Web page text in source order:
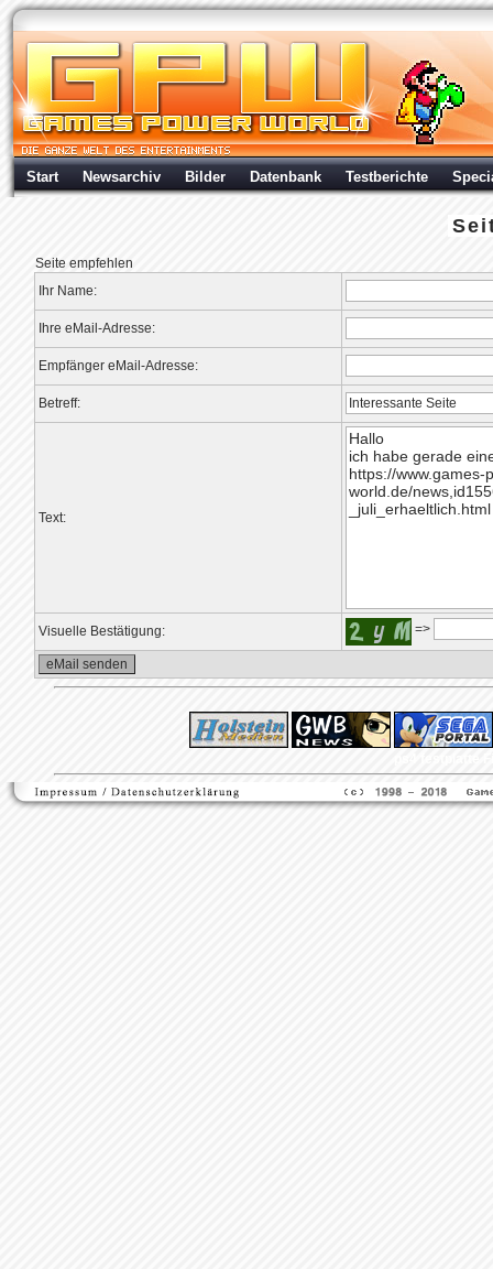
Start Newsarchiv Bilder Datenbank Testberichte
Seite empfehlen
Ihr Name:
Ihre eMail-Adresse:
Empfänger eMail-Adresse:
Betreff:
Text:
Visuelle Bestätigung: =>